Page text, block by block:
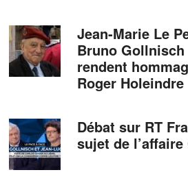
Jean-Marie Le
Bruno Gollnisch
rendent
Roger Holeindre
Débat sur RT
sujet de l’affaire